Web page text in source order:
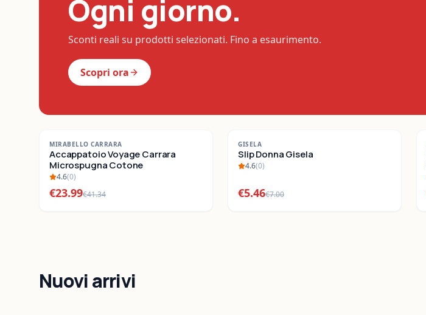
Ogni giorno.
Sconti reali su prodotti selezionati. Fino a esaurimento.
Scopri ora
- 42%
SALDI
MIRABELLO CARRARA
Accappatoio Voyage Carrara
Microspugna Cotone
4.6(0)
€23.99€41.34
-22%
SALDI
GISELA
Slip Donna Gisela
4.6(0)
€5.46€7.00
Nuovi arrivi